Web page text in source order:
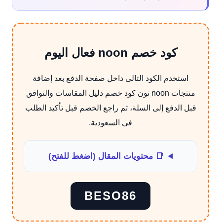
كود خصم noon فعال اليوم
استخدم الكود التالى داخل صفحة الدفع بعد إضافة
منتجات noon نون كود خصم دليل المقاسات والتوافق
قبل الدفع إلى السلة، ثم راجع الخصم قبل تأكيد الطلب
فى السعودية.
📑 محتويات المقال (اضغط للفتح)
BESO86